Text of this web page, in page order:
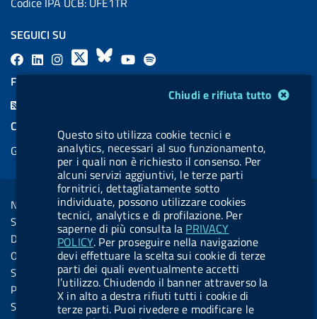
Chiudi e rifiuta tutto
Questo sito utilizza cookie tecnici e
analytics, necessari al suo funzionamento,
per i quali non è richiesto il consenso. Per
alcuni servizi aggiuntivi, le terze parti
fornitrici, dettagliatamente sotto
individuate, possono utilizzare cookies
tecnici, analytics e di profilazione. Per
saperne di più consulta la PRIVACY
POLICY. Per proseguire nella navigazione
devi effettuare la scelta sui cookie di terze
parti dei quali eventualmente accetti
l’utilizzo. Chiudendo il banner attraverso la
X in alto a destra rifiuti tutti i cookie di
terze parti. Puoi rivedere e modificare le
SEGUICI SU
F
a
L
i
a
l
.
b
u
t
t
o
n
.
i
X
B
l
s
k
y
Y
o
u
b
e
l
a
l
.
b
u
t
t
o
n
.
s
FEED RSS
COOKIES
Gestione cookie
Sezione Link Utili
Note legali
Social Media Policy
Dichiarazione di accessibilità
Obiettivi di accessibilità
Statistiche sito
Privacy
Servizi Online